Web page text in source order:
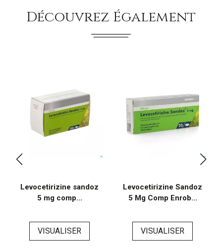
Découvrez Également
Levocetirizine sandoz
5 mg comp...
VISUALISER
Levocetirizine Sandoz
5 Mg Comp Enrob...
VISUALISER